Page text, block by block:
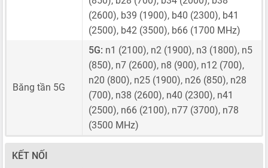
(2600), b39 (1900), b40 (2300), b41
(2500), b42 (3500), b66 (1700 MHz)
Băng tần 5G
5G: n1 (2100), n2 (1900), n3 (1800), n5
(850), n7 (2600), n8 (900), n12 (700),
n20 (800), n25 (1900), n26 (850), n28
(700), n38 (2600), n40 (2300), n41
(2500), n66 (2100), n77 (3700), n78
(3500 MHz)
KẾT NỐI